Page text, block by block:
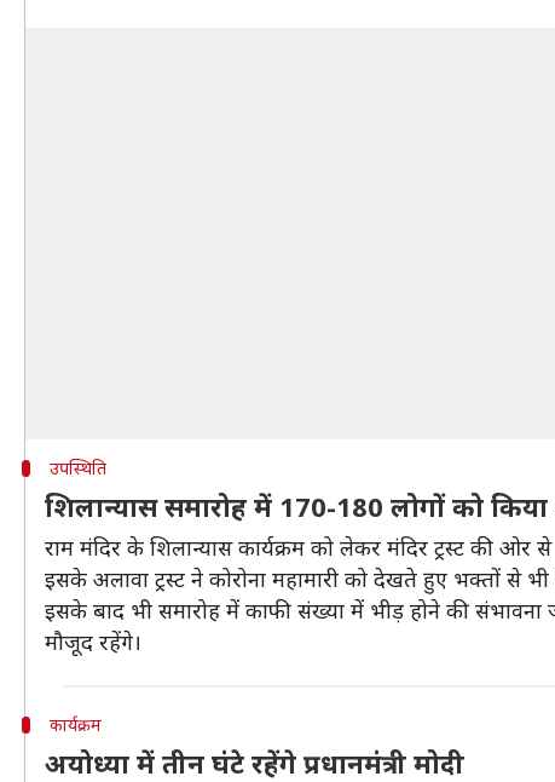
उपस्थिति
शिलान्यास समारोह में 170-180 लोगों को
राम मंदिर के शिलान्यास कार्यक्रम को लेकर मंदिर ट्रस्ट की ओर
इसके अलावा ट्रस्ट ने कोरोना महामारी को देखते हुए भक्तों से
इसके बाद भी समारोह में काफी संख्या में भीड़ होने की संभावना
मौजूद रहेंगे।
कार्यक्रम
अयोध्या में तीन घंटे रहेंगे प्रधानमंत्री मोदी